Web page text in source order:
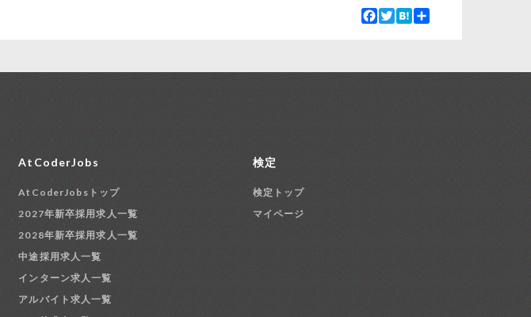
Facebook
Twitter
Hatena
AtCoderJobs
AtCoderJobsトップ
2027年新卒採用求人一覧
2028年新卒採用求人一覧
中途採用求人一覧
インターン求人一覧
アルバイト求人一覧
検定
検定トップ
マイページ